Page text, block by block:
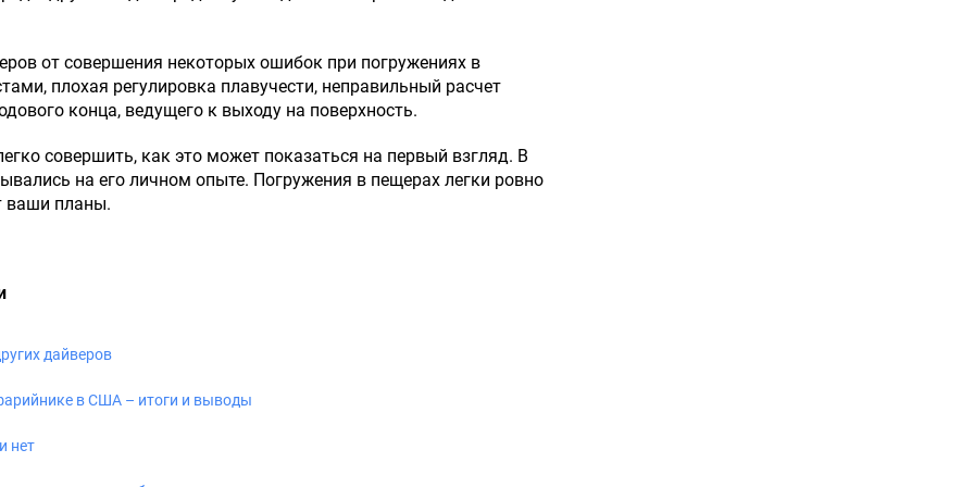
от совершения некоторых ошибок при погружениях в
плохая регулировка плавучести, неправильный расчет
конца, ведущего к выходу на поверхность.
совершить, как это может показаться на первый взгляд. В
на его личном опыте. Погружения в пещерах легки ровно
ваши планы.
дайверов
в США – итоги и выводы
нет